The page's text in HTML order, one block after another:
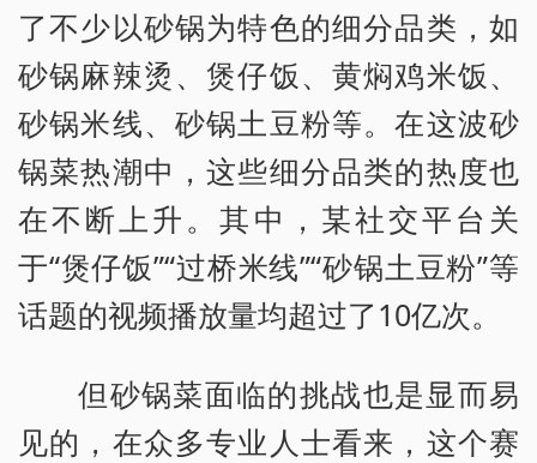
了不少以砂锅为特色的细分品类，如
砂锅麻辣烫、煲仔饭、黄焖鸡米饭、
砂锅米线、砂锅土豆粉等。在这波砂
锅菜热潮中，这些细分品类的热度也
在不断上升。其中，某社交平台关
于“煲仔饭”“过桥米线”“砂锅土豆粉”等
话题的视频播放量均超过了10亿次。
但砂锅菜面临的挑战也是显而易
见的，在众多专业人士看来，这个赛